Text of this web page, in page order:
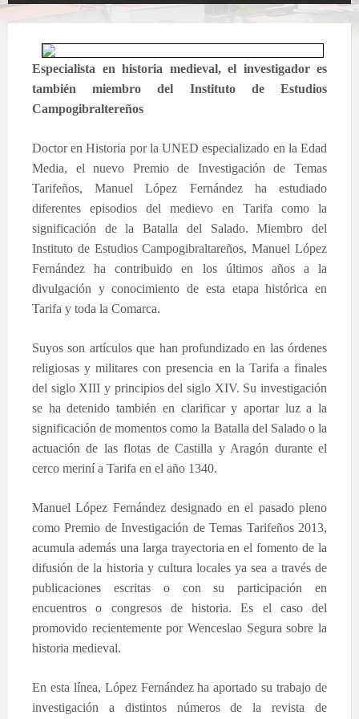
Especialista en historia medieval, el investigador es
también miembro del Instituto de Estudios
Campogibraltereños
Doctor en Historia por la UNED especializado en la Edad
Media, el nuevo Premio de Investigación de Temas
Tarifeños, Manuel López Fernández ha estudiado
diferentes episodios del medievo en Tarifa como la
significación de la Batalla del Salado. Miembro del
Instituto de Estudios Campogibraltareños, Manuel López
Fernández ha contribuido en los últimos años a la
divulgación y conocimiento de esta etapa histórica en
Tarifa y toda la Comarca.
Suyos son artículos que han profundizado en las órdenes
religiosas y militares con presencia en la Tarifa a finales
del siglo XIII y principios del siglo XIV. Su investigación
se ha detenido también en clarificar y aportar luz a la
significación de momentos como la Batalla del Salado o la
actuación de las flotas de Castilla y Aragón durante el
cerco meriní a Tarifa en el año 1340.
Manuel López Fernández designado en el pasado pleno
como Premio de Investigación de Temas Tarifeños 2013,
acumula además una larga trayectoria en el fomento de la
difusión de la historia y cultura locales ya sea a través de
publicaciones escritas o con su participación en
encuentros o congresos de historia. Es el caso del
promovido recientemente por Wenceslao Segura sobre la
historia medieval.
En esta línea, López Fernández ha aportado su trabajo de
investigación a distintos números de la revista de